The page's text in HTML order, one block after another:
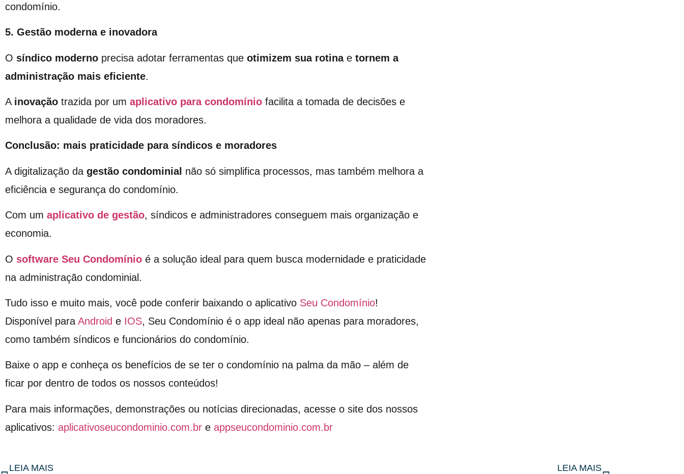
condomínio.
5. Gestão moderna e inovadora
O síndico moderno precisa adotar ferramentas que otimizem sua rotina e tornem a
administração mais eficiente.
A inovação trazida por um aplicativo para condomínio facilita a tomada de decisões e
melhora a qualidade de vida dos moradores.
Conclusão: mais praticidade para síndicos e moradores
A digitalização da gestão condominial não só simplifica processos, mas também melhora a
eficiência e segurança do condomínio.
Com um aplicativo de gestão, síndicos e administradores conseguem mais organização e
economia.
O software Seu Condomínio é a solução ideal para quem busca modernidade e praticidade
na administração condominial.
Tudo isso e muito mais, você pode conferir baixando o aplicativo Seu Condomínio!
Disponível para Android e IOS, Seu Condomínio é o app ideal não apenas para moradores,
como também síndicos e funcionários do condomínio.
Baixe o app e conheça os benefícios de se ter o condomínio na palma da mão – além de
ficar por dentro de todos os nossos conteúdos!
Para mais informações, demonstrações ou notícias direcionadas, acesse o site dos nossos
aplicativos: aplicativoseucondominio.com.br e appseucondominio.com.br
LEIA MAIS LEIA MAIS